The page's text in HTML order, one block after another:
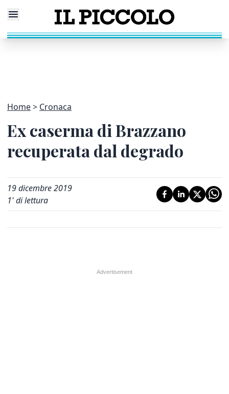
Home Cronaca
Ex caserma di Brazzano
recuperata dal degrado
19 dicembre 2019
1' di lettura